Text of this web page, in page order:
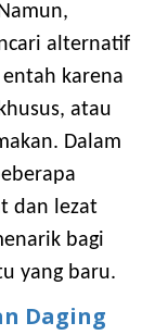
alternatif
karena
atau
Dalam
dan lezat
bagi
yang baru.
Daging